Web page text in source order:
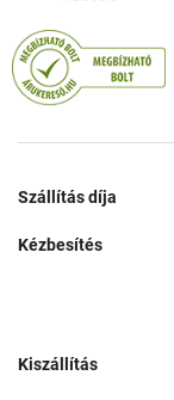
Szállítás díja
Kézbesítés
Kiszállítás